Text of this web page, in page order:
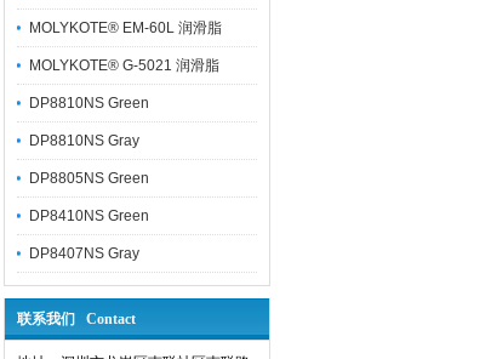
MOLYKOTE® EM-60L 润滑脂
MOLYKOTE® G-5021 润滑脂
DP8810NS Green
DP8810NS Gray
DP8805NS Green
DP8410NS Green
DP8407NS Gray
联系我们 Contact